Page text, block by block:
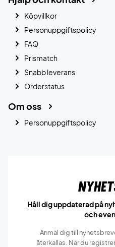
Köpvillkor
Personuppgiftspolicy
FAQ
Prismatch
Snabb leverans
Orderstatus
Om oss
Personuppgiftspolicy
Håll dig uppdaterad på
och
Anmäl dig till
återkallas. När du